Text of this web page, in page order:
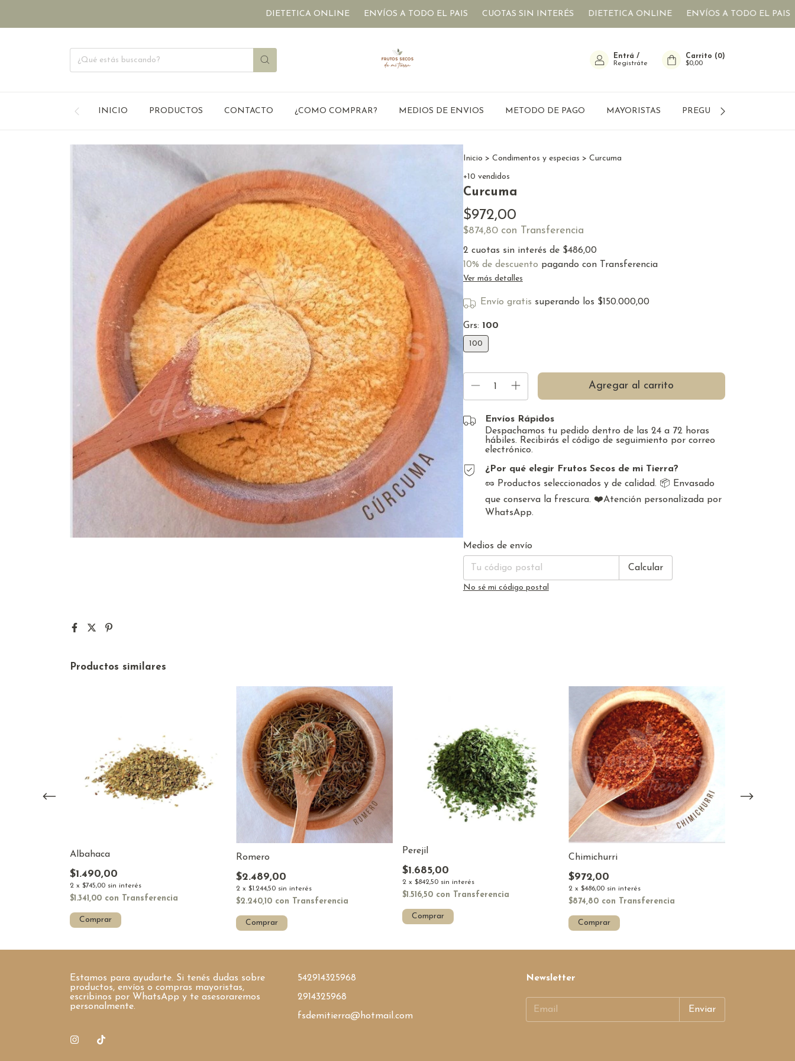
DIETETICA ONLINE ENVÍOS A TODO EL PAIS CUOTAS SIN INTERÉS DIETETICA ONLINE ENVÍOS A TODO EL PAIS
Entrá /
Registráte
Carrito (0)
$0,00
INICIO PRODUCTOS CONTACTO ¿COMO COMPRAR? MEDIOS DE ENVIOS METODO DE PAGO MAYORISTAS PREGUNTAS FRECUENTES
Inicio > Condimentos y especias > Curcuma
+10 vendidos
Curcuma
$972,00
$874,80 con Transferencia
2 cuotas sin interés de $486,00
10% de descuento pagando con Transferencia
Ver más detalles
Envío gratis superando los $150.000,00
Grs: 100
100
Envíos Rápidos
Despachamos tu pedido dentro de las 24 a 72 horas
hábiles. Recibirás el código de seguimiento por correo
electrónico.
¿Por qué elegir Frutos Secos de mi Tierra?
🥜 Productos seleccionados y de calidad. 📦 Envasado
que conserva la frescura. ❤️Atención personalizada por
WhatsApp.
Entregas para el CP:
Medios de envío
Calcular
No sé mi código postal
Productos similares
Albahaca
$1.490,00
2 x $745,00 sin interés
$1.341,00 con Transferencia
Comprar
Romero
$2.489,00
2 x $1.244,50 sin interés
$2.240,10 con Transferencia
Comprar
Perejil
$1.685,00
2 x $842,50 sin interés
$1.516,50 con Transferencia
Comprar
Chimichurri
$972,00
2 x $486,00 sin interés
$874,80 con Transferencia
Comprar
Estamos para ayudarte. Si tenés dudas sobre
productos, envíos o compras mayoristas,
escribinos por WhatsApp y te asesoraremos
personalmente.
542914325968
2914325968
fsdemitierra@hotmail.com
Newsletter